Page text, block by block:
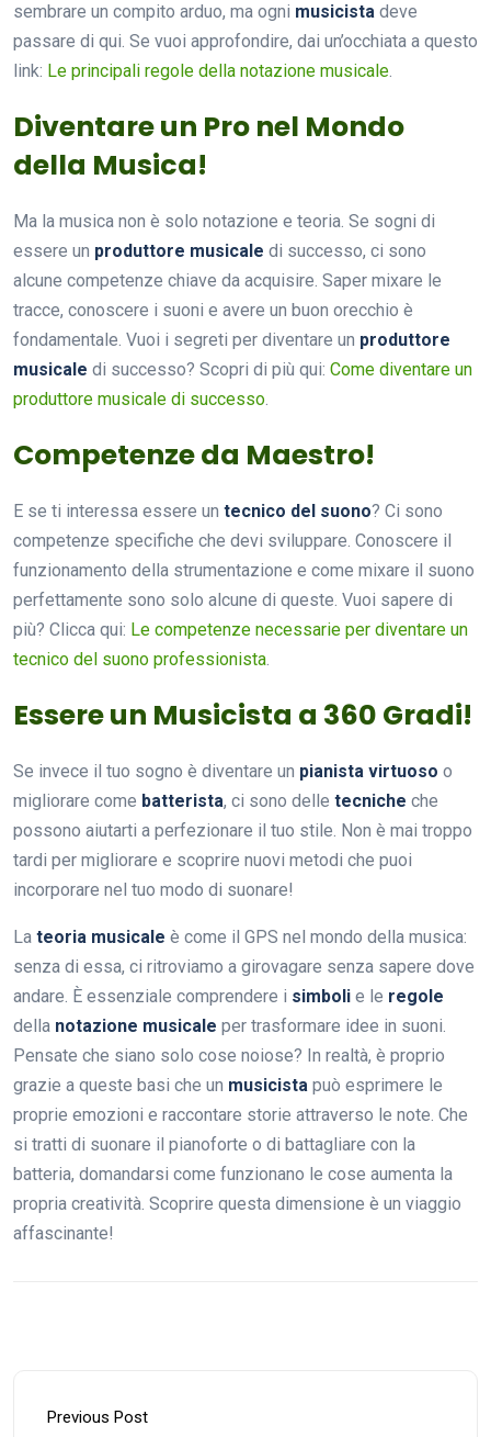
sembrare un compito arduo, ma ogni musicista deve
passare di qui. Se vuoi approfondire, dai un’occhiata a questo
link: Le principali regole della notazione musicale.
Diventare un Pro nel Mondo
della Musica!
Ma la musica non è solo notazione e teoria. Se sogni di
essere un produttore musicale di successo, ci sono
alcune competenze chiave da acquisire. Saper mixare le
tracce, conoscere i suoni e avere un buon orecchio è
fondamentale. Vuoi i segreti per diventare un produttore
musicale di successo? Scopri di più qui: Come diventare un
produttore musicale di successo.
Competenze da Maestro!
E se ti interessa essere un tecnico del suono? Ci sono
competenze specifiche che devi sviluppare. Conoscere il
funzionamento della strumentazione e come mixare il suono
perfettamente sono solo alcune di queste. Vuoi sapere di
più? Clicca qui: Le competenze necessarie per diventare un
tecnico del suono professionista.
Essere un Musicista a 360 Gradi!
Se invece il tuo sogno è diventare un pianista virtuoso o
migliorare come batterista, ci sono delle tecniche che
possono aiutarti a perfezionare il tuo stile. Non è mai troppo
tardi per migliorare e scoprire nuovi metodi che puoi
incorporare nel tuo modo di suonare!
La teoria musicale è come il GPS nel mondo della musica:
senza di essa, ci ritroviamo a girovagare senza sapere dove
andare. È essenziale comprendere i simboli e le regole
della notazione musicale per trasformare idee in suoni.
Pensate che siano solo cose noiose? In realtà, è proprio
grazie a queste basi che un musicista può esprimere le
proprie emozioni e raccontare storie attraverso le note. Che
si tratti di suonare il pianoforte o di battagliare con la
batteria, domandarsi come funzionano le cose aumenta la
propria creatività. Scoprire questa dimensione è un viaggio
affascinante!
Previous Post